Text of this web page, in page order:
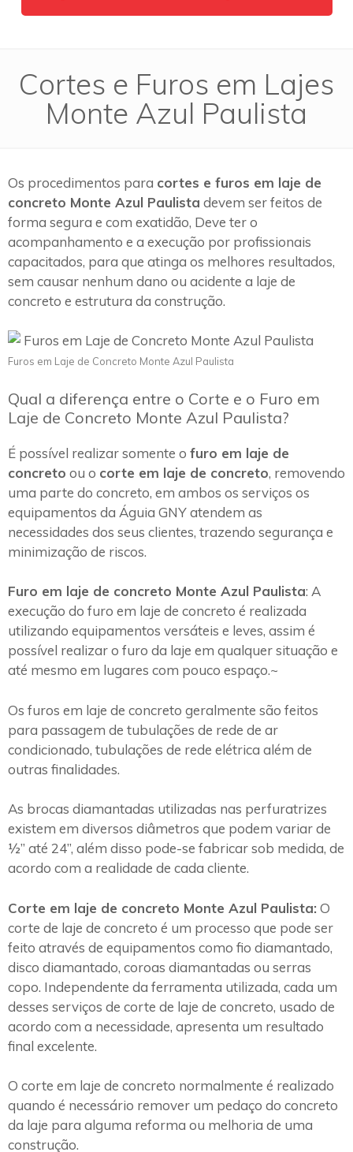
Cortes e Furos em Lajes
Monte Azul Paulista
Os procedimentos para cortes e furos em laje de
concreto Monte Azul Paulista devem ser feitos de
forma segura e com exatidão, Deve ter o
acompanhamento e a execução por profissionais
capacitados, para que atinga os melhores resultados,
sem causar nenhum dano ou acidente a laje de
concreto e estrutura da construção.
Furos em Laje de Concreto Monte Azul Paulista
Qual a diferença entre o Corte e o Furo em
Laje de Concreto Monte Azul Paulista?
É possível realizar somente o furo em laje de
concreto ou o corte em laje de concreto, removendo
uma parte do concreto, em ambos os serviços os
equipamentos da Águia GNY atendem as
necessidades dos seus clientes, trazendo segurança e
minimização de riscos.
Furo em laje de concreto Monte Azul Paulista: A
execução do furo em laje de concreto é realizada
utilizando equipamentos versáteis e leves, assim é
possível realizar o furo da laje em qualquer situação e
até mesmo em lugares com pouco espaço.~
Os furos em laje de concreto geralmente são feitos
para passagem de tubulações de rede de ar
condicionado, tubulações de rede elétrica além de
outras finalidades.
As brocas diamantadas utilizadas nas perfuratrizes
existem em diversos diâmetros que podem variar de
½” até 24”, além disso pode-se fabricar sob medida, de
acordo com a realidade de cada cliente.
Corte em laje de concreto Monte Azul Paulista: O
corte de laje de concreto é um processo que pode ser
feito através de equipamentos como fio diamantado,
disco diamantado, coroas diamantadas ou serras
copo. Independente da ferramenta utilizada, cada um
desses serviços de corte de laje de concreto, usado de
acordo com a necessidade, apresenta um resultado
final excelente.
O corte em laje de concreto normalmente é realizado
quando é necessário remover um pedaço do concreto
da laje para alguma reforma ou melhoria de uma
construção.